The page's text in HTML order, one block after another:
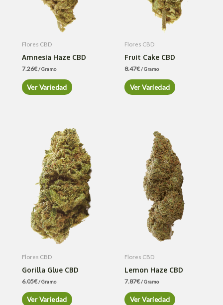
Flores CBD
Amnesia Haze CBD
7.26€/ Gramo
Ver Variedad
Flores CBD
Fruit Cake CBD
8.47€/ Gramo
Ver Variedad
Flores CBD
Gorilla Glue CBD
6.05€/ Gramo
Ver Variedad
Flores CBD
Lemon Haze CBD
7.87€/ Gramo
Ver Variedad